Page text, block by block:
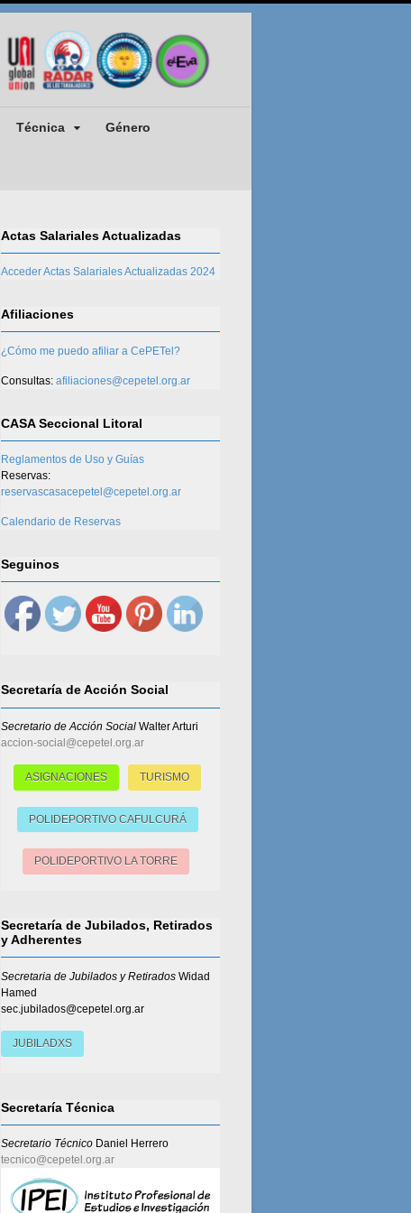
Técnica Género
Actas Salariales Actualizadas
Acceder Actas Salariales Actualizadas 2024
Afiliaciones
¿Cómo me puedo afiliar a CePETel?
Consultas:afiliaciones@cepetel.org.ar
CASA Seccional Litoral
Reglamentos de Uso y Guías
Reservas:
reservascasacepetel@cepetel.org.ar
Calendario de Reservas
Seguinos
Secretaría de Acción Social
Secretario de Acción Social Walter Arturi
accion-social@cepetel.org.ar
ASIGNACIONES TURISMO
POLIDEPORTIVO CAFULCURÁ
POLIDEPORTIVO LA TORRE
Secretaría de Jubilados, Retirados
y Adherentes
Secretaria de Jubilados y Retirados Widad
Hamed
sec.jubilados@cepetel.org.ar
JUBILADXS
Secretaría Técnica
Secretario Técnico Daniel Herrero
tecnico@cepetel.org.ar